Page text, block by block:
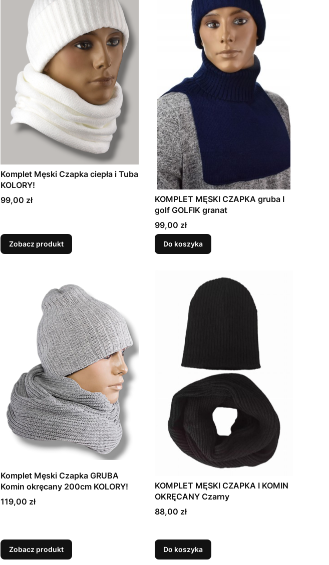
Komplet Męski Czapka ciepła i Tuba
KOLORY!
Cena
99,00 zł
Zobacz produkt
KOMPLET MĘSKI CZAPKA gruba I
golf GOLFIK granat
Cena
99,00 zł
Do koszyka
Komplet Męski Czapka GRUBA
Komin okręcany 200cm KOLORY!
Cena
119,00 zł
Zobacz produkt
KOMPLET MĘSKI CZAPKA I KOMIN
OKRĘCANY Czarny
Cena
88,00 zł
Do koszyka